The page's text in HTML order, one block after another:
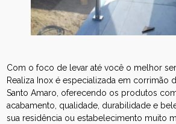
Com o foco de levar até você o melhor
Realiza Inox é especializada em corrimão
Santo Amaro, oferecendo os produtos
acabamento, qualidade, durabilidade e
sua residência ou estabelecimento muito